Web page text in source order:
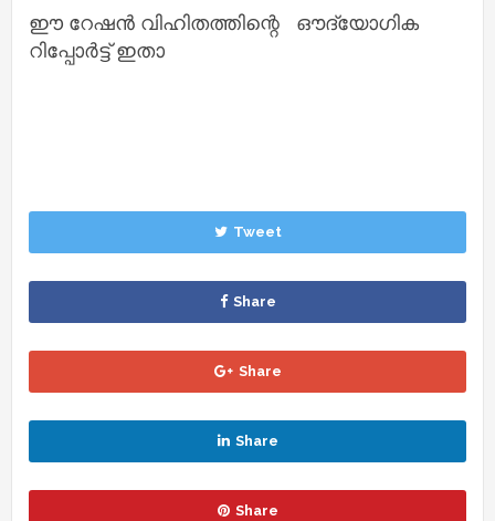
ഈ റേഷൻ വിഹിതത്തിന്റെ ഔദ്യോഗിക
റിപ്പോർട്ട് ഇതാ
Tweet
Share
Share
Share
Share